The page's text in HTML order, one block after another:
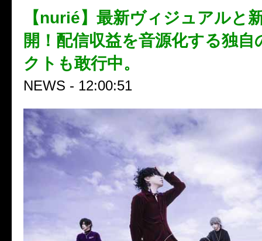
【nurié】最新ヴィジュアルと
開！配信収益を音源化する独自
クトも敢行中。
NEWS - 12:00:51